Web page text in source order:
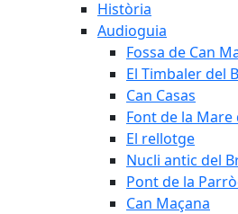
Història
Audioguia
Fossa de Can
El Timbaler del
Can Casas
Font de la Mare
El rellotge
Nucli antic del
Pont de la
Can Maçana